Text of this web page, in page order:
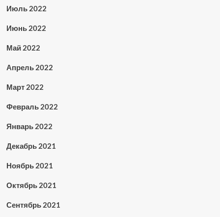
Июль 2022
Июнь 2022
Май 2022
Апрель 2022
Март 2022
Февраль 2022
Январь 2022
Декабрь 2021
Ноябрь 2021
Октябрь 2021
Сентябрь 2021